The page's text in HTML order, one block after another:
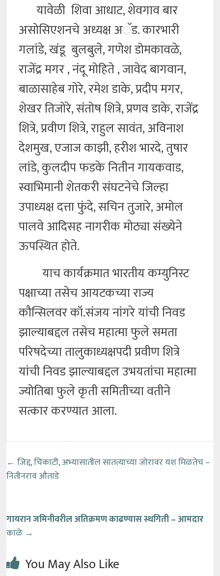
यावेळी शिवा आधाट, शेवगाव बार
असोसिएशनचे अध्यक्ष अॅड. कारभारी
गलांडे, खंडू बुलबुले, गणेश डोमकावळे,
राजेंद्र मगर , नंदू मोहिते , जावेद बागवान,
बाळासाहेब गोरे, रमेश डाके, प्रदीप मगर,
शेखर तिजोरे, संतोष शित्रे, प्रणव डाके, राजेंद्र
शित्रे, प्रवीण शित्रे, राहुल सावंत, अविनाश
देशमुख, एजाज काझी, हरीश भारदे, तुषार
लांडे, कुलदीप फडके नितीन गायकवाड,
स्वाभिमानी शेतकरी संघटनेचे जिल्हा
उपाध्यक्ष दत्ता फुंदे, सचिन तुजारे, अमोल
पालवे आदिसह नागरीक मोठ्या संख्येने
ऊपस्थित होते.
याच कार्यक्रमात भारतीय कम्युनिस्ट
पक्षाच्या तसेच आयटकच्या राज्य
कौन्सिलवर कॉ.संजय नांगरे यांची निवड
झाल्याबद्दल तसेच महात्मा फुले समता
परिषदेच्या तालुकाध्यक्षपदी प्रवीण शित्रे
यांची निवड झाल्याबद्दल उभयतांचा महात्मा
ज्योतिबा फुले कृती समितीच्या वतीने
सत्कार करण्यात आला.
← जिद्द, चिकाटी, अभ्यासातील सातत्याच्या जोरावर यश मिळतेच –
नितीनराव औताडे
गायरान जमिनीवरील अतिक्रमण काढण्यास स्थगिती – आमदार
काळे →
You May Also Like